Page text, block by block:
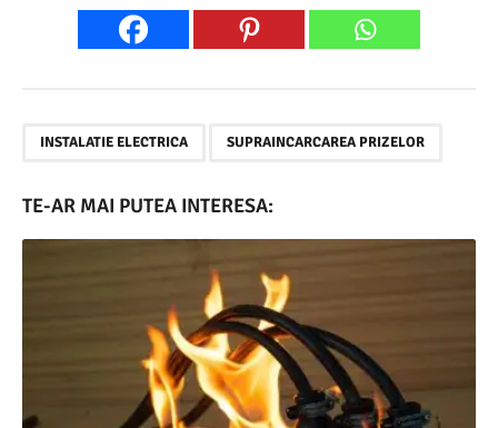
INSTALATIE ELECTRICA SUPRAINCARCAREA PRIZELOR
TE-AR MAI PUTEA INTERESA: